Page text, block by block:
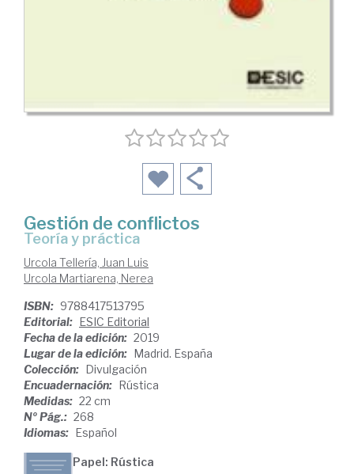
Gestión de conflictos
teoría y práctica
Urcola Tellería, Juan Luis
Urcola Martiarena, Nerea
ISBN: 9788417513795
Editorial:
ESIC Editorial
Fecha de la edición: 2019
Lugar de la edición:
Madrid. España
Colección:
Divulgación
Encuadernación:
Rústica
Medidas: 22 cm
Nº Pág.: 268
Idiomas:
Español
Papel: Rústica